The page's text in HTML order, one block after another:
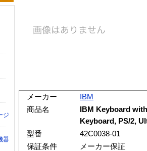
メーカー
IBM
商品名
IBM Keyboard
Keyboard, PS/2,
型番
42C0038-01
保証条件
メーカー保証
ジ
器